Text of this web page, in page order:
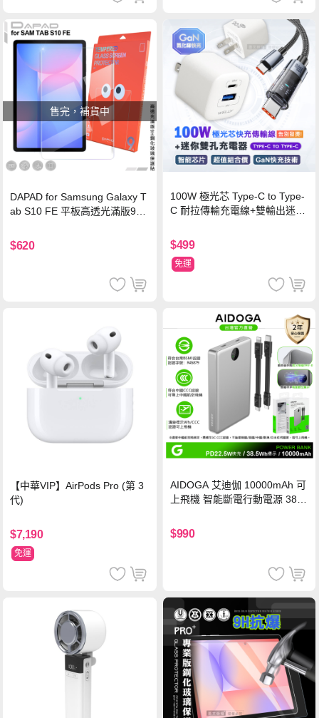
售完，補貨中
DAPAD for Samsung Galaxy T
ab S10 FE 平板高透光滿版9H
$620
100W 極光芯 Type-C to Type-
C 耐拉傳輸充電線+雙輸出迷你
$499
免運
【中華VIP】AirPods Pro (第 3
代)
$7,190
免運
AIDOGA 艾迪伽 10000mAh 可
上飛機 智能斷電行動電源 38.5
灣BSMI/中國CCC/歐美CE/FCC
認證
$990